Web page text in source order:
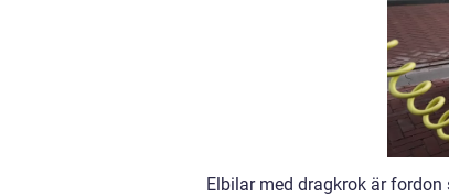
Elbilar med dragkrok är